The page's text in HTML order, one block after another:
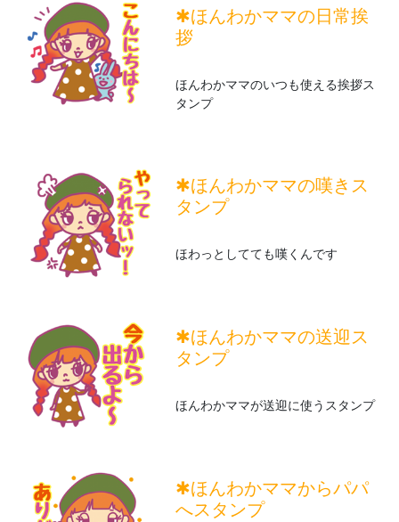
✱ほんわかママの日常挨
拶
ほんわかママのいつも使える挨拶ス
タンプ
✱ほんわかママの嘆きス
タンプ
ほわっとしてても嘆くんです
✱ほんわかママの送迎ス
タンプ
ほんわかママが送迎に使うスタンプ
✱ほんわかママからパパ
へスタンプ